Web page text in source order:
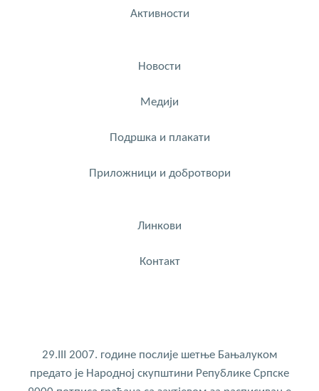
Активности
Новости
Медији
Подршка и плакати
Приложници и добротвори
Линкови
Контакт
29.III 2007. године послије шетње Бањалуком
предато је Народној скупштини Републике Српске